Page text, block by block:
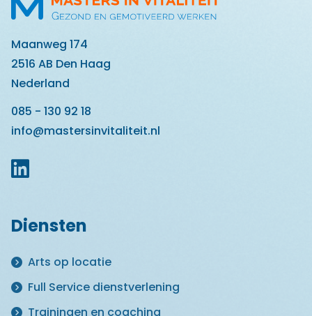
Maanweg 174
2516 AB Den Haag
Nederland
085 - 130 92 18
info@mastersinvitaliteit.nl
Diensten
Arts op locatie
Full Service dienstverlening
Trainingen en coaching